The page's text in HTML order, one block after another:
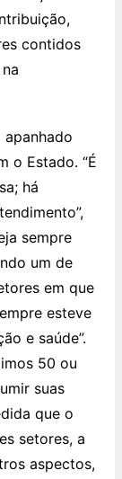
contidos
o Estado. “É
há
sempre
um de
em que
esteve
e saúde”.
50 ou
suas
que o
setores, a
aspectos,